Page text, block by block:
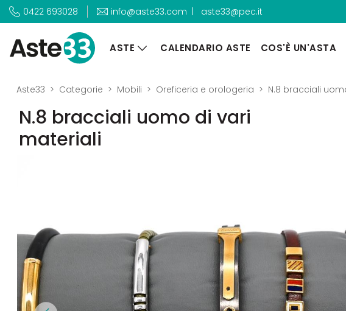
0422 693028 info@aste33.com | aste33@pec.it
ASTE CALENDARIO ASTE COS'È UN'ASTA
Aste33 Categorie Mobili Oreficeria e orologeria N.8 bracciali
N.8 bracciali uomo di vari
materiali